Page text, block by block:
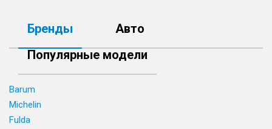
Бренды
Авто
Популярные модели
Barum
Michelin
Fulda